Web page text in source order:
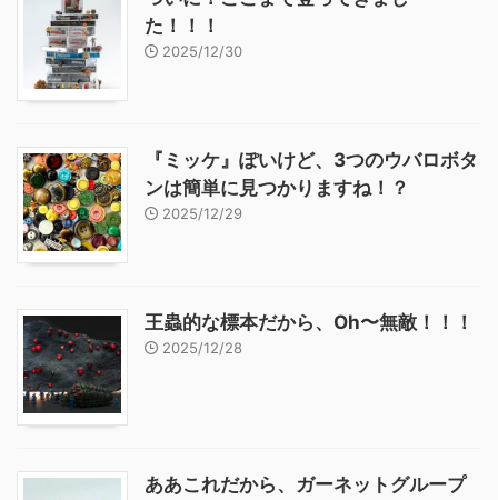
た！！！
2025/12/30
『ミッケ』ぽいけど、3つのウバロボタ
ンは簡単に見つかりますね！？
2025/12/29
王蟲的な標本だから、Oh〜無敵！！！
2025/12/28
ああこれだから、ガーネットグループ